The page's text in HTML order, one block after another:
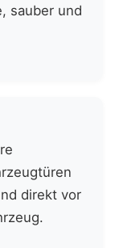
sauber und
direkt vor